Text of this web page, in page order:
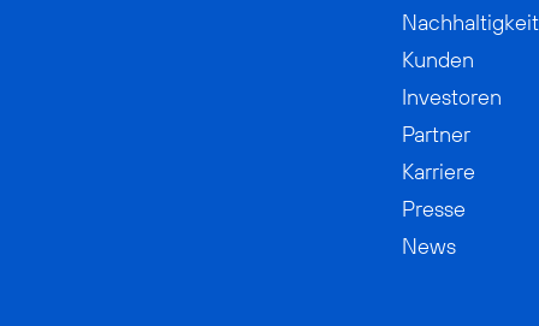
Nachhaltigkeit
Kunden
Investoren
Partner
Karriere
Presse
News